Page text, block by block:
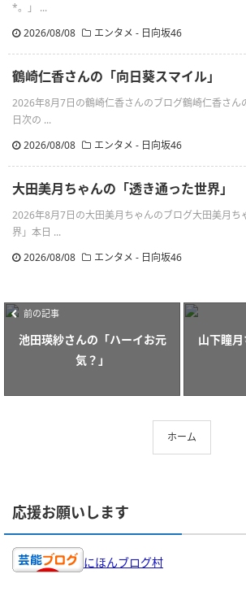
*。」 ...
2026/08/08
エンタメ - 日向坂46
鶴崎仁香さんの「向日葵スマイル」
2026年8月7日の鶴崎仁香さんのブログ鶴崎仁香さん
日次の ...
2026/08/08
エンタメ - 日向坂46
大田美月ちゃんの「透き通った世界」
2026年8月7日の大田美月ちゃんのブログ大田美月ち
界」本日 ...
2026/08/08
エンタメ - 日向坂46
前の記事
池田瑛紗さんの「ハーイお元
気？」
山下瞳
ホーム
応援お願いします
にほんブログ村